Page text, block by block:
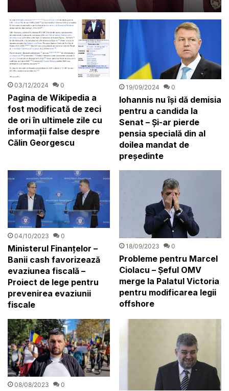
abuzuri: „Drepturile
românilor să fie respectate”
03/12/2024 0
Pagina de Wikipedia a
fost modificată de zeci
de ori în ultimele zile cu
informații false despre
Călin Georgescu
19/09/2024 0
Iohannis nu își dă demisia
pentru a candida la
Senat – Și-ar pierde
pensia specială din al
doilea mandat de
președinte
04/10/2023 0
Ministerul Finanțelor –
Banii cash favorizează
evaziunea fiscală –
Proiect de lege pentru
prevenirea evaziunii
fiscale
18/09/2023 0
Probleme pentru Marcel
Ciolacu – Șeful OMV
merge la Palatul Victoria
pentru modificarea legii
offshore
08/08/2023 0